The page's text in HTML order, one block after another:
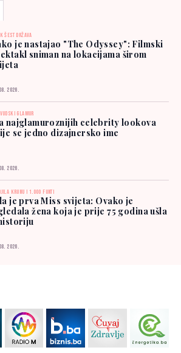
ŠEST DRŽAVA
je nastajao "The Odyssey": Filmski
sniman na lokacijama širom
2026.
GLAMUR
najglamuroznijih celebrity lookova
se jedno dizajnersko ime
2026.
KRUNU I 1.000 FUNTI
je prva Miss svijeta: Ovako je
žena koja je prije 75 godina ušla
2026.